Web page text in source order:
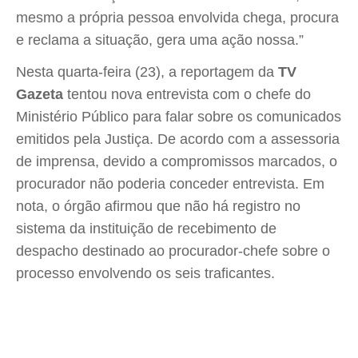
mesmo a própria pessoa envolvida chega, procura
e reclama a situação, gera uma ação nossa.”
Nesta quarta-feira (23), a reportagem da TV
Gazeta tentou nova entrevista com o chefe do
Ministério Público para falar sobre os comunicados
emitidos pela Justiça. De acordo com a assessoria
de imprensa, devido a compromissos marcados, o
procurador não poderia conceder entrevista. Em
nota, o órgão afirmou que não há registro no
sistema da instituição de recebimento de
despacho destinado ao procurador-chefe sobre o
processo envolvendo os seis traficantes.